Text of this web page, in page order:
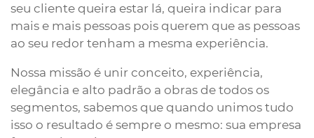
seu cliente queira estar lá, queira indicar para
mais e mais pessoas pois querem que as pessoas
ao seu redor tenham a mesma experiência.
Nossa missão é unir conceito, experiência,
elegância e alto padrão a obras de todos os
segmentos, sabemos que quando unimos tudo
isso o resultado é sempre o mesmo: sua empresa